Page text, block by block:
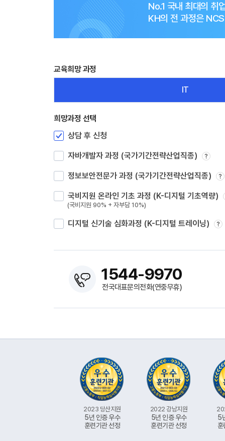
No.1 국내 최대의 취
KH의 전 과정은
교육희망 과정
IT
희망과정 선택
상담 후 신청
자바개발자 과정 (국가기간전략산업직종) ?
정보보안전문가 과정 (국가기간전략산업직종) ?
국비지원 온라인 기초 과정 (K-디지털 기초역량)
(국비지원 90% + 자부담 10%)
디지털 신기술 심화과정 (K-디지털 트레이닝) ?
1544-9970
전국대표문의전화(연중무휴)
2023 당산지원
5년 인증 우수
훈련기관 선정
2022 강남지원
5년 인증 우수
훈련기관 선정
5
훈